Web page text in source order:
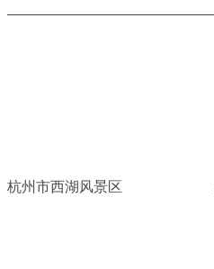
杭州市西湖风景区